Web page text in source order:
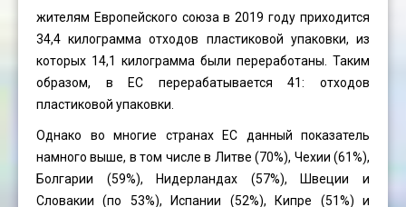
жителям Европейского союза в 2019 году приходится
34,4 килограмма отходов пластиковой упаковки, из
которых 14,1 килограмма были переработаны. Таким
образом, в ЕС перерабатывается 41: отходов
пластиковой упаковки.
Однако во многие странах ЕС данный показатель
намного выше, в том числе в Литве (70%), Чехии (61%),
Болгарии (59%), Нидерландах (57%), Швеции и
Словакии (по 53%), Испании (52%), Кипре (51%) и